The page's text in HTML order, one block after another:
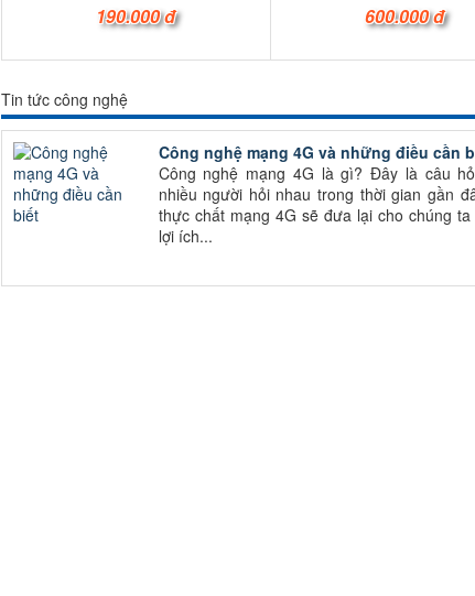
190.000 đ 600.000 đ
Tin tức công nghệ
Công nghệ mạng 4G và những điều cần
Công nghệ mạng 4G là gì? Đây là câu
nhiều người hỏi nhau trong thời gian gần
thực chất mạng 4G sẽ đưa lại cho chúng ta
lợi ích...